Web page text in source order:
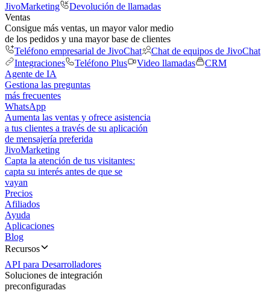
JivoMarketing
Devolución de llamadas
Ventas
Consigue más ventas, un mayor valor medio
de los pedidos y una mayor base de clientes
Teléfono empresarial de JivoChat
Chat de equipos de JivoChat
Integraciones
Teléfono Plus Video llamadas
CRM
Agente de IA
Gestiona las preguntas
más frecuentes
WhatsApp
Aumenta las ventas y ofrece asistencia
a tus clientes a través de su aplicación
de mensajería preferida
JivoMarketing
Capta la atención de tus visitantes:
capta su interés antes de que se
vayan
Precios
Afiliados
Ayuda
Aplicaciones
Blog
Recursos
API para Desarrolladores
Soluciones de integración
preconfiguradas